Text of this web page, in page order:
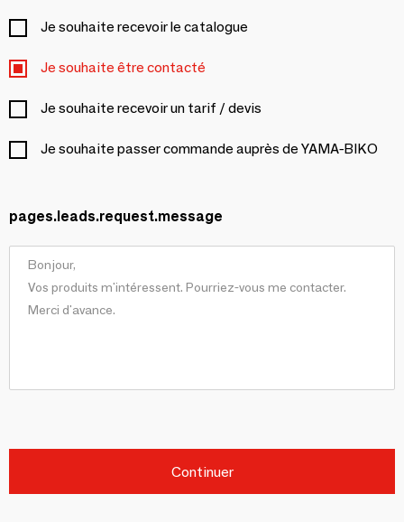
Je souhaite recevoir le catalogue
Je souhaite être contacté
Je souhaite recevoir un tarif / devis
Je souhaite passer commande auprès de YAMA-BIKO
pages.leads.request.message
Continuer